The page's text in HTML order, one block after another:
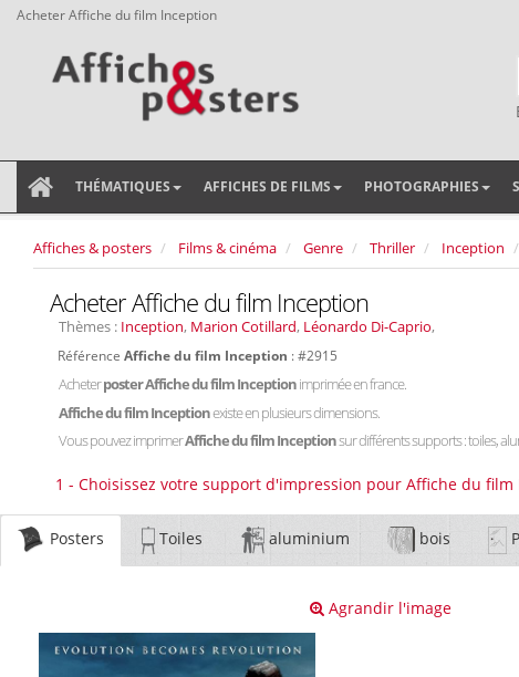
Acheter Affiche du film Inception
THÉMATIQUES AFFICHES DE FILMS PHOTOGRAPHIES
Affiches & posters Films & cinéma Genre Thriller Inception
Acheter Affiche du film Inception
Thèmes : Inception, Marion Cotillard, Léonardo Di-Caprio,
Référence Affiche du film Inception : #2915
Acheterposter Affiche du film Inceptionimprimée en france.
Affiche du film Inceptionexiste en plusieurs dimensions.
Vous pouvez imprimerAffiche du film Inceptionsur différents supports : toiles,
1 - Choisissez votre support d'impression pour Affiche du film
Posters Toiles aluminium bois
Agrandir l'image